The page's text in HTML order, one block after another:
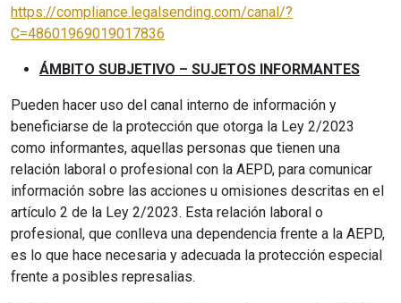
https://compliance.legalsending.com/canal/?
C=48601969019017836
ÁMBITO SUBJETIVO – SUJETOS INFORMANTES
Pueden hacer uso del canal interno de información y
beneficiarse de la protección que otorga la Ley 2/2023
como informantes, aquellas personas que tienen una
relación laboral o profesional con la AEPD, para comunicar
información sobre las acciones u omisiones descritas en el
artículo 2 de la Ley 2/2023. Esta relación laboral o
profesional, que conlleva una dependencia frente a la AEPD,
es lo que hace necesaria y adecuada la protección especial
frente a posibles represalias.